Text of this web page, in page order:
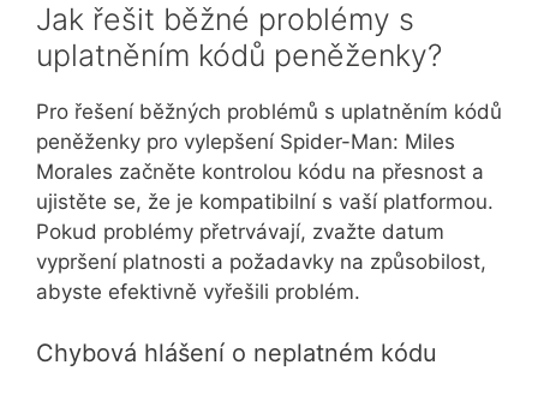
Jak řešit běžné problémy s
uplatněním kódů peněženky?
Pro řešení běžných problémů s uplatněním kódů
peněženky pro vylepšení Spider-Man: Miles
Morales začněte kontrolou kódu na přesnost a
ujistěte se, že je kompatibilní s vaší platformou.
Pokud problémy přetrvávají, zvažte datum
vypršení platnosti a požadavky na způsobilost,
abyste efektivně vyřešili problém.
Chybová hlášení o neplatném kódu